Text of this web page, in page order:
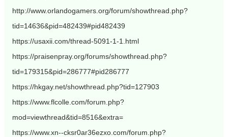
http://www.orlandogamers.org/forum/showthread.php?
tid=14636&pid=482439#pid482439
https://usaxii.com/thread-5091-1-1.html
https://praisenpray.org/forums/showthread.php?
tid=179315&pid=286777#pid286777
https://hkgay.net/showthread.php?tid=127903
https://www.flcolle.com/forum.php?
mod=viewthread&tid=8516&extra=
https://www.xn--cksr0ar36ezxo.com/forum.php?